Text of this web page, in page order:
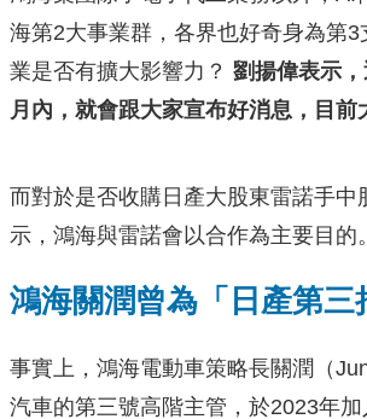
海第2大事業群，各界也好奇身為第
業是否有擴大影響力？ 劉揚偉表示
月內，就會跟大家宣布好消息，目前
而對於是否收購日產大股東雷諾手中
示，鴻海與雷諾會以合作為主要目的。
鴻海關潤曾為「日產第三
事實上，鴻海電動車策略長關潤（
汽車的第三號高階主管，於2023年加